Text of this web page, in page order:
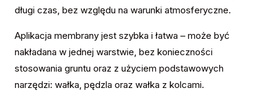
długi czas, bez względu na warunki atmosferyczne.
Aplikacja membrany jest szybka i łatwa – może być
nakładana w jednej warstwie, bez konieczności
stosowania gruntu oraz z użyciem podstawowych
narzędzi: wałka, pędzla oraz wałka z kolcami.